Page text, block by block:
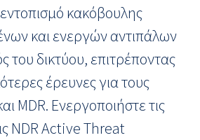
κακόβουλης
και ενεργών αντιπάλων
του δικτύου, επιτρέποντας
έρευνες για τους
MDR. Ενεργοποιήστε τις
NDR Active Threat